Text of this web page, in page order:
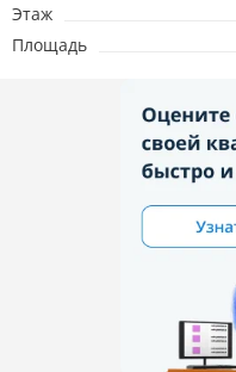
Этаж
Площадь